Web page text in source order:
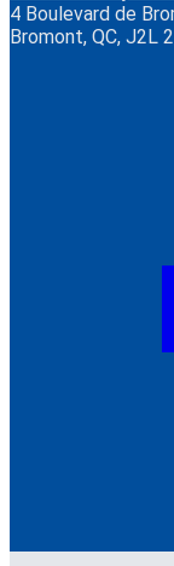
4 Boulevard de
Bromont, QC, J2L